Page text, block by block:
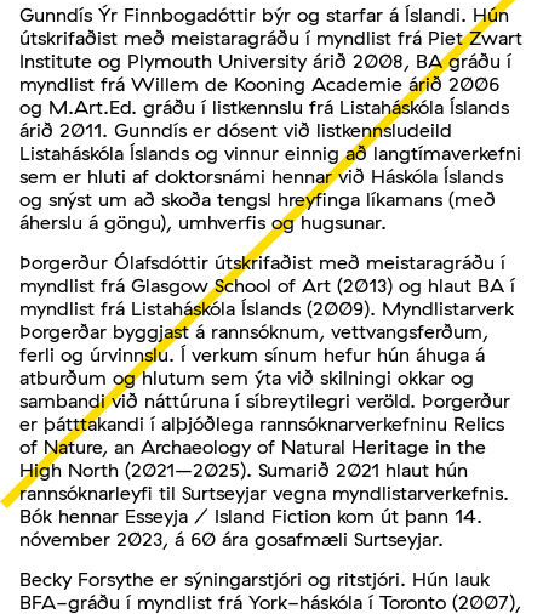
Gunndís Ýr Finnbogadóttir býr og starfar á Íslandi. Hún
útskrifaðist með meistaragráðu í myndlist frá Piet Zwart
Institute og Plymouth University árið 2008, BA gráðu í
myndlist frá Willem de Kooning Academie árið 2006
og M.Art.Ed. gráðu í listkennslu frá Listaháskóla Íslands
árið 2011. Gunndís er dósent við listkennsludeild
Listaháskóla Íslands og vinnur einnig að langtímaverkefni
sem er hluti af doktorsnámi hennar við Háskóla Íslands
og snýst um að skoða tengsl hreyfinga líkamans (með
áherslu á göngu), umhverfis og hugsunar.
Þorgerður Ólafsdóttir útskrifaðist með meistaragráðu í
myndlist frá Glasgow School of Art (2013) og hlaut BA í
myndlist frá Listaháskóla Íslands (2009). Myndlistarverk
Þorgerðar byggjast á rannsóknum, vettvangsferðum,
ferli og úrvinnslu. Í verkum sínum hefur hún áhuga á
atburðum og hlutum sem ýta við skilningi okkar og
sambandi við náttúruna í síbreytilegri veröld. Þorgerður
er þátttakandi í alþjóðlega rannsóknarverkefninu Relics
of Nature, an Archaeology of Natural Heritage in the
High North (2021–2025). Sumarið 2021 hlaut hún
rannsóknarleyfi til Surtseyjar vegna myndlistarverkefnis.
Bók hennar Esseyja / Island Fiction kom út þann 14.
nóvember 2023, á 60 ára gosafmæli Surtseyjar.
Becky Forsythe er sýningarstjóri og ritstjóri. Hún lauk
BFA-gráðu í myndlist frá York-háskóla í Toronto (2007),